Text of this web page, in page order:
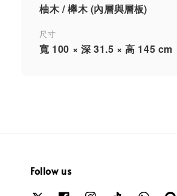
柚木 / 櫸木 (內層與層板)
尺寸
寬 100 × 深 31.5 × 高 145 cm
Follow us